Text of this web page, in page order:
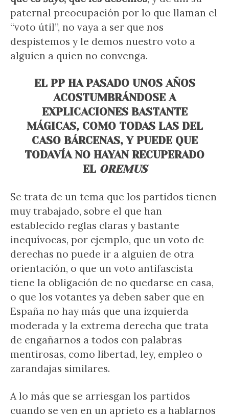
paternal preocupación por lo que llaman el
“voto útil”, no vaya a ser que nos
despistemos y le demos nuestro voto a
alguien a quien no convenga.
EL PP HA PASADO UNOS AÑOS
ACOSTUMBRÁNDOSE A
EXPLICACIONES BASTANTE
MÁGICAS, COMO TODAS LAS DEL
CASO BÁRCENAS, Y PUEDE QUE
TODAVÍA NO HAYAN RECUPERADO
EL OREMUS
Se trata de un tema que los partidos tienen
muy trabajado, sobre el que han
establecido reglas claras y bastante
inequívocas, por ejemplo, que un voto de
derechas no puede ir a alguien de otra
orientación, o que un voto antifascista
tiene la obligación de no quedarse en casa,
o que los votantes ya deben saber que en
España no hay más que una izquierda
moderada y la extrema derecha que trata
de engañarnos a todos con palabras
mentirosas, como libertad, ley, empleo o
zarandajas similares.
A lo más que se arriesgan los partidos
cuando se ven en un aprieto es a hablarnos